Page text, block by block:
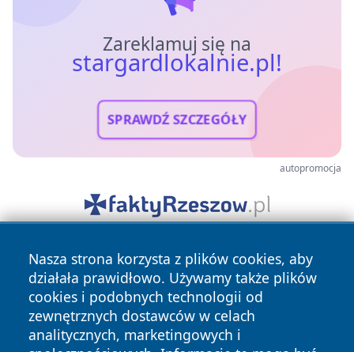
Zareklamuj się na
stargardlokalnie.pl!
SPRAWDŹ SZCZEGÓŁY
autopromocja
Nasza strona korzysta z plików cookies, aby
działała prawidłowo. Używamy także plików
cookies i podobnych technologii od
zewnętrznych dostawców w celach
analitycznych, marketingowych i
Copyright © 2026 stargardlokalnie.pl Wszystkie prawa